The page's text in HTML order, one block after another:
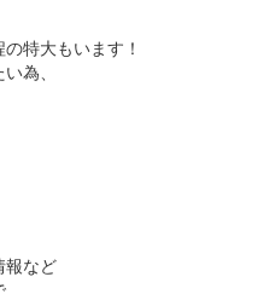
特大もいます！
為、
報など